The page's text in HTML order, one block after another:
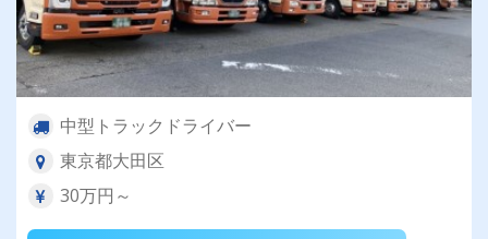
中型トラックドライバー
東京都大田区
30万円～